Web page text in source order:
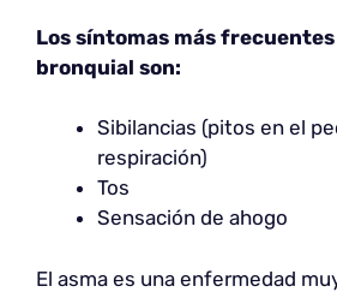
Los síntomas más
bronquial son:
Sibilancias (pitos en el
respiración)
Tos
Sensación de ahogo
El asma es una enfermedad